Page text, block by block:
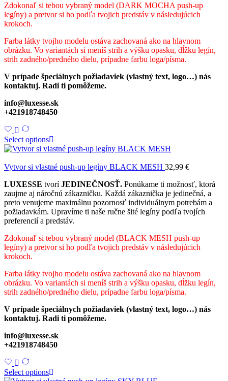
Zdokonaľ si tebou vybraný model (DARK MOCHA push-up
legíny) a pretvor si ho podľa tvojich predstáv v následujúcich
krokoch.
Farba látky tvojho modelu ostáva zachovaná ako na hlavnom
obrázku. Vo variantách si meníš strih a výšku opasku, dĺžku legín,
strih zadného/predného dielu, prípadne farbu loga/písma.
V prípade špeciálnych požiadaviek (vlastný text, logo…) nás
kontaktuj. Radi ti pomôžeme.
info@luxesse.sk
+421918748450
Select options
Vytvor si vlastné push-up legíny BLACK MESH 32,99 €
LUXESSE tvoríJEDINEČNOSŤ. Ponúkame ti možnosť, ktorá
zaujme aj náročnú zákazničku. Každá zákaznička je jedinečná, a
preto venujeme maximálnu pozornosť individuálnym potrebám a
požiadavkám. Upravíme ti naše ručne šité legíny podľa tvojích
preferencií a predstáv.
Zdokonaľ si tebou vybraný model (BLACK MESH push-up
legíny) a pretvor si ho podľa tvojich predstáv v následujúcich
krokoch.
Farba látky tvojho modelu ostáva zachovaná ako na hlavnom
obrázku. Vo variantách si meníš strih a výšku opasku, dĺžku legín,
strih zadného/predného dielu, prípadne farbu loga/písma.
V prípade špeciálnych požiadaviek (vlastný text, logo…) nás
kontaktuj. Radi ti pomôžeme.
info@luxesse.sk
+421918748450
Select options